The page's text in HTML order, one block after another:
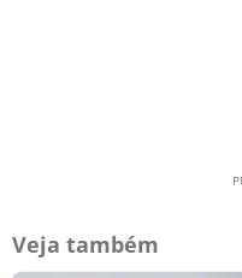
Veja também